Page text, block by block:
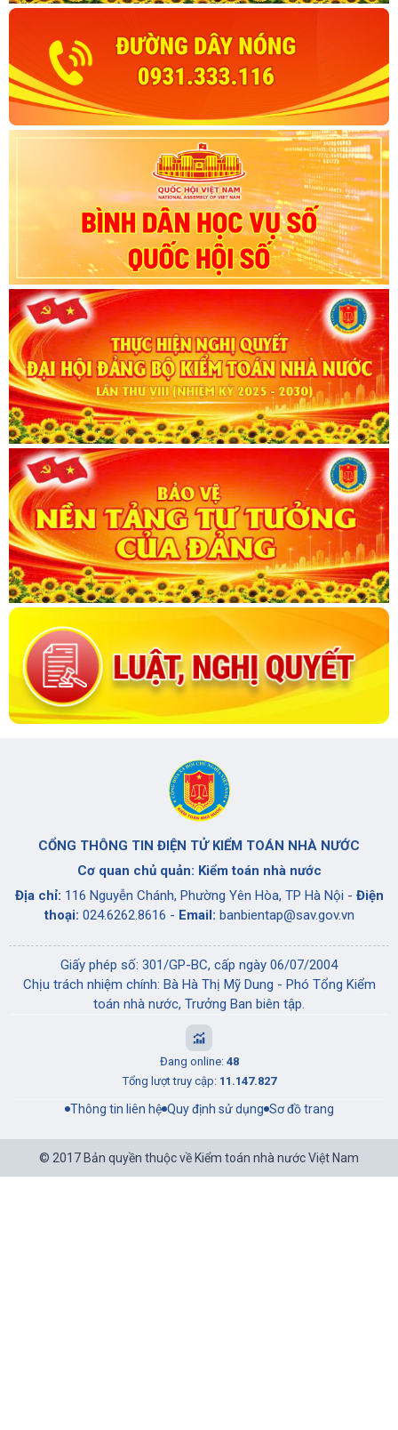
CỔNG THÔNG TIN ĐIỆN TỬ KIỂM TOÁN NHÀ NƯỚC
Cơ quan chủ quản: Kiểm toán nhà nước
Địa chỉ: 116 Nguyễn Chánh, Phường Yên Hòa, TP Hà Nội - Điện
thoại: 024.6262.8616 - Email: banbientap@sav.gov.vn
Giấy phép số: 301/GP-BC, cấp ngày 06/07/2004
Chịu trách nhiệm chính: Bà Hà Thị Mỹ Dung - Phó Tổng Kiểm
toán nhà nước, Trưởng Ban biên tập.
Đang online: 48
Tổng lượt truy cập: 11.147.827
Thông tin liên hệ Quy định sử dụng Sơ đồ trang
© 2017 Bản quyền thuộc về Kiểm toán nhà nước Việt Nam